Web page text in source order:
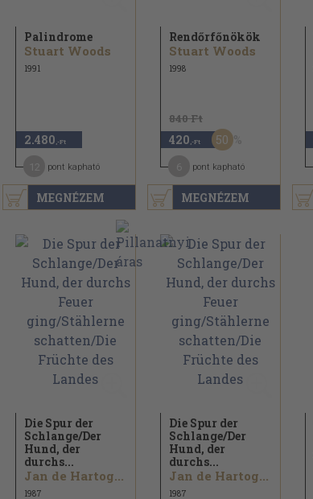
MEGNÉZEM
Palindrome
Stuart Woods
1991
2.480 ,-Ft
pont kapható
MEGNÉZEM
Rendőrfőnökök
Stuart Woods
1998
840 Ft
420 ,-Ft 50
pont kapható
Die Spur der
Schlange/Der
Hund, der
durchs...
Jan de Hartog...
1987
Die Spur der
Schlange/Der
Hund, der
durchs...
Jan de Hartog...
1987